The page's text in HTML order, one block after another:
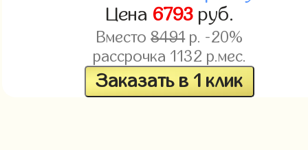
Цена 6793руб.
Вместо8491р. -20%
рассрочка 1132 р.мес.
Заказать в 1 клик